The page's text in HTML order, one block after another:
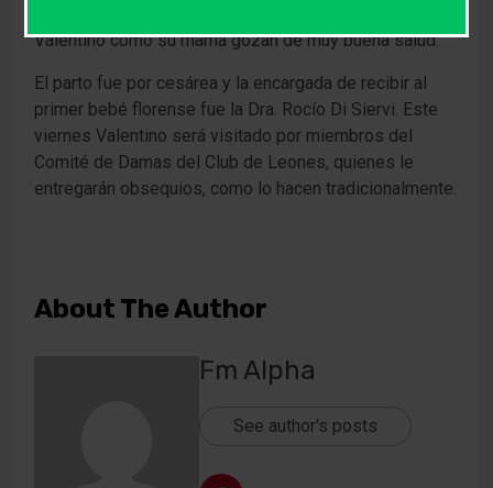
Valentino como su mamá gozan de muy buena salud.
El parto fue por cesárea y la encargada de recibir al
primer bebé florense fue la Dra. Rocío Di Siervi. Este
viernes Valentino será visitado por miembros del
Comité de Damas del Club de Leones, quienes le
entregarán obsequios, como lo hacen tradicionalmente.
About The Author
Fm Alpha
See author's posts